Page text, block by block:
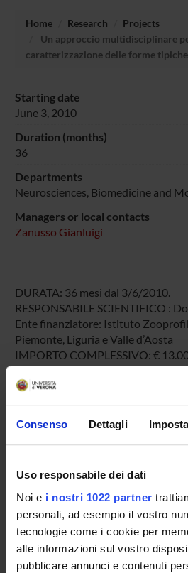
Consenso Dettagli
Uso responsabile dei dati
Noi e i nostri 1022 partner
personali, ad esempio il vostro
tecnologie come i cookie per
alle informazioni sul vostro
pubblicare annunci e contenuti
Home Research
Projects
Un approccio multidisciplinare
caratterizzazione delle forme
Starting date
June 3, 2010
Duration (months)
36
Departments
Neurosciences, Biomedicine and
Managers or local contacts
Zanusso Gianluigi
DURATA: 36 mesi dal 3/6/2010.
RESPONSABILE SCIENTIFICO :
Ente finanziatore: Istituto
Piemonte, Liguria e Valle d’Aosta
IMPORTO COMPLESSIVO: €
SPONSORS:
Istituto Zooprofilattico
Liguria e Valle d’Aosta
PROJECT PARTICIPANTS
Gianluigi Zanusso
Associate Professor